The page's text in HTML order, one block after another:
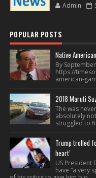
Admin
POPULAR POSTS
Native
By
https://
american-
2018 Maruti
The was
absolutely
struggled to
Trump trolled
heart’
US President
have “a very